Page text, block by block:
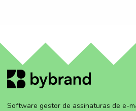
Software gestor de assinaturas de e-